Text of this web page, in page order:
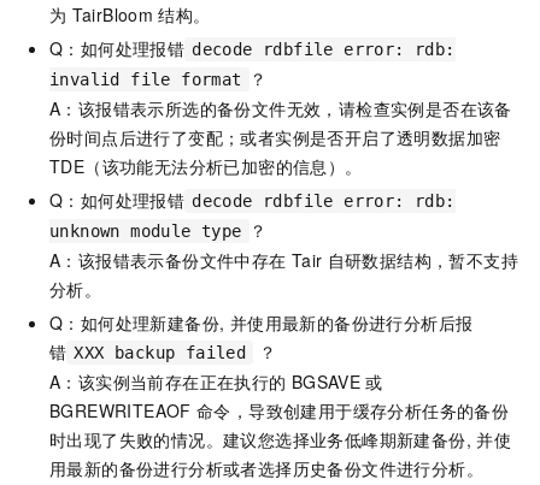
为 TairBloom 结构。
Q：如何处理报错 decode rdbfile error: rdb:
invalid file format
？
A：该报错表示所选的备份文件无效，请检查实例是否在该备
份时间点后进行了变配；或者实例是否开启了透明数据加密
TDE（该功能无法分析已加密的信息）。
Q：如何处理报错 decode rdbfile error: rdb:
unknown module type
？
A：该报错表示备份文件中存在 Tair 自研数据结构，暂不支持
分析。
Q：如何处理新建备份, 并使用最新的备份进行分析后报
错 XXX backup failed
？
A：该实例当前存在正在执行的 BGSAVE 或
BGREWRITEAOF 命令，导致创建用于缓存分析任务的备份
时出现了失败的情况。建议您选择业务低峰期新建备份, 并使
用最新的备份进行分析或者选择历史备份文件进行分析。